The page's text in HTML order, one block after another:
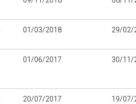
01/03/2018 29/02/
01/06/2017 30/11/
20/07/2017 19/07/